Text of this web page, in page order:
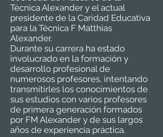
Técnica Alexander y el actual
presidente de la Caridad Educativa
para la Técnica F Matthias
Alexander.
Durante su carrera ha estado
involucrado en la formación y
desarrollo profesional de
numerosos profesores, intentando
transmitirles los conocimientos de
sus estudios con varios profesores
de primera generación formados
por FM Alexander y de sus largos
años de experiencia práctica.